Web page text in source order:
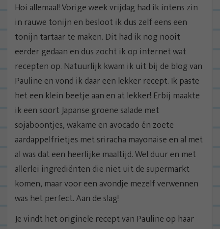
Hoi allemaal! Vorige week vrijdag had ik intens zin
in rauwe tonijn en besloot ik dus zelf eens een
tonijn tartaar te maken. Dit had ik nog nooit
eerder gedaan en dus zocht ik op internet wat
recepten op. Natuurlijk kwam ik uit bij de blog van
Pauline en vond ik daar een lekker recept. Ik paste
het een klein beetje aan en at lekker! Erbij maakte
ik een soort Japanse groene salade met
sojaboontjes, wakame en avocado én zoete
aardappelfrietjes met sriracha mayonaise en al met
al was dat een heerlijke maaltijd. Wel duur en met
allerlei ingrediënten die niet uit de supermarkt
komen, maar voor een avondje mezelf verwennen
was het perfect. Aan de slag!
Je vindt het originele recept van Pauline op haar